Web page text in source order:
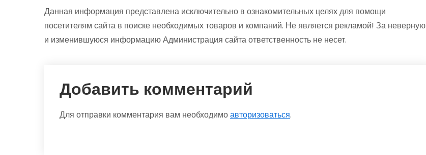
Данная информация представлена исключительно в ознакомительных целях для помощи
посетителям сайта в поиске необходимых товаров и компаний. Не является рекламой! За неверную
и изменившуюся информацию Администрация сайта ответственность не несет.
Добавить комментарий
Для отправки комментария вам необходимоавторизоваться.